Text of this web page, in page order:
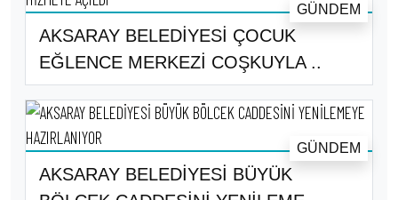
AKSARAY BELEDİYESİ ÇOCUK
EĞLENCE MERKEZİ COŞKUYLA ..
GÜNDEM
AKSARAY BELEDİYESİ BÜYÜK
GÜNDEM